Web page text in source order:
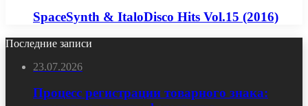
SpaceSynth & ItaloDisco Hits Vol.15 (2016)
Последние записи
23.07.2026
Процесс регистрации товарного знака: